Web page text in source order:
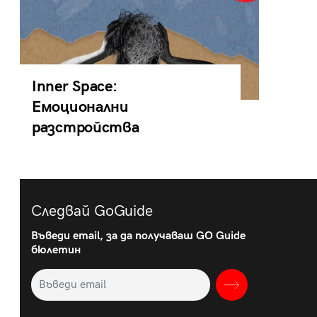
Inner Space:
Емоционални
разстройства
Следвай GoGuide
Въведи email, за да получаваш GO Guide
бюлетин